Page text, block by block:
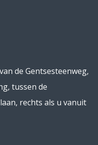
de Gentsesteenweg,
tussen de
rechts als u vanuit